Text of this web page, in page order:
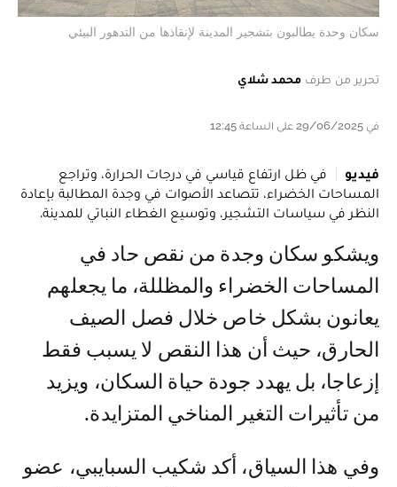
سكان وحدة يطالبون بتشجير المدينة لإنقاذها من التدهور البيئي
تحرير من طرف محمد شلاي
في 29/06/2025 على الساعة 12:45
فيديو
في ظل ارتفاع قياسي في درجات الحرارة، وتراجع
المساحات الخضراء، تتصاعد الأصوات في وجدة المطالبة بإعادة
النظر في سياسات التشجير، وتوسيع الغطاء النباتي للمدينة.
ويشكو سكان وجدة من نقص حاد في
المساحات الخضراء والمظللة، ما يجعلهم
يعانون بشكل خاص خلال فصل الصيف
الحارق، حيث أن هذا النقص لا يسبب فقط
إزعاجا، بل يهدد جودة حياة السكان، ويزيد
من تأثيرات التغير المناخي المتزايدة.
وفي هذا السياق، أكد شكيب السبايبي، عضو